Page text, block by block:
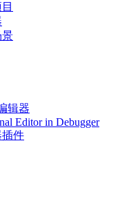
景
辑器
Editor in Debugger
件